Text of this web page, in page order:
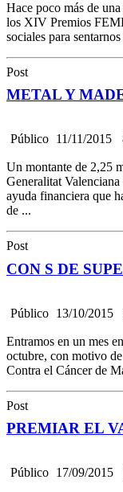
Hace poco más de
los XIV Premios
sociales para
Post
METAL Y
Público 11/11/2015
Un montante de 2,25
Generalitat
ayuda financiera que
de ...
Post
CON S DE
Público 13/10/2015
Entramos en un mes
octubre, con motivo
Contra el Cáncer de
Post
PREMIAR EL
Público 17/09/2015